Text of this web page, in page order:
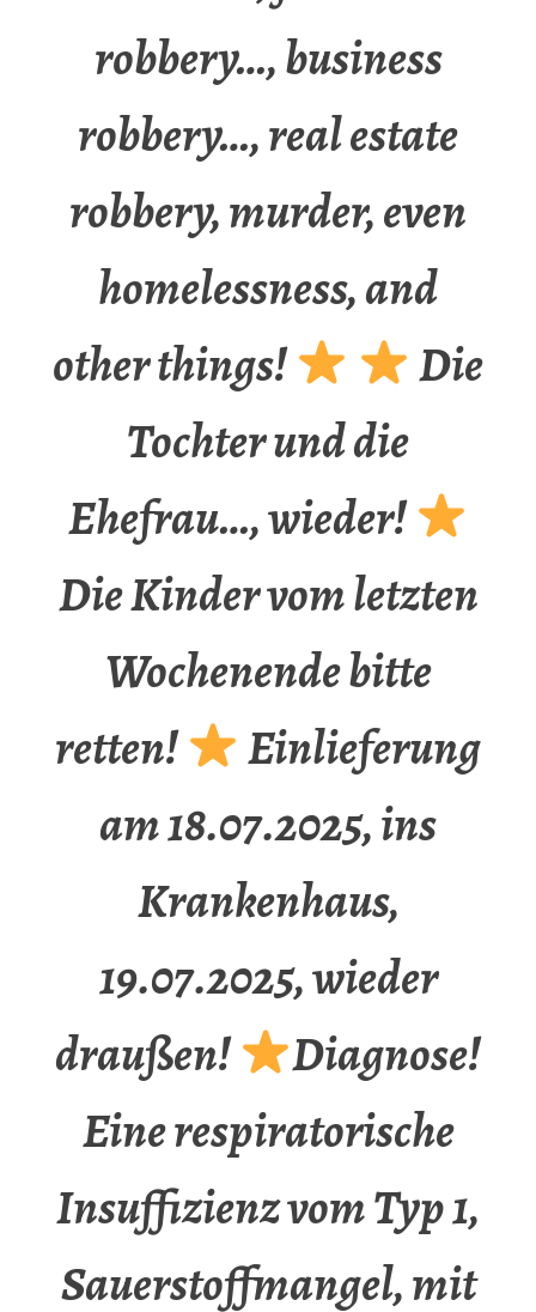
robbery…, business
robbery…, real estate
robbery, murder, even
homelessness, and
other things!
Die
Tochter und die
Ehefrau…, wieder!
Die Kinder vom letzten
Wochenende bitte
retten!
Einlieferung
am 18.07.2025, ins
Krankenhaus,
19.07.2025, wieder
draußen!
Diagnose!
Eine respiratorische
Insuffizienz vom Typ 1,
Sauerstoffmangel, mit